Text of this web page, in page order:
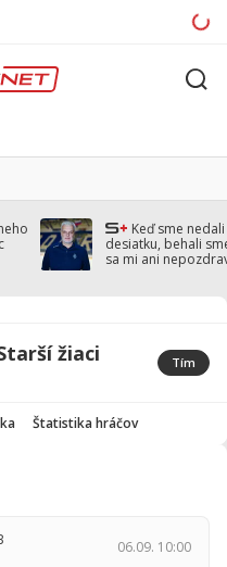
Keď sme
desiatku, behali
sa mi ani
žiaci Tím
Štatistika hráčov
06.09. 10:00